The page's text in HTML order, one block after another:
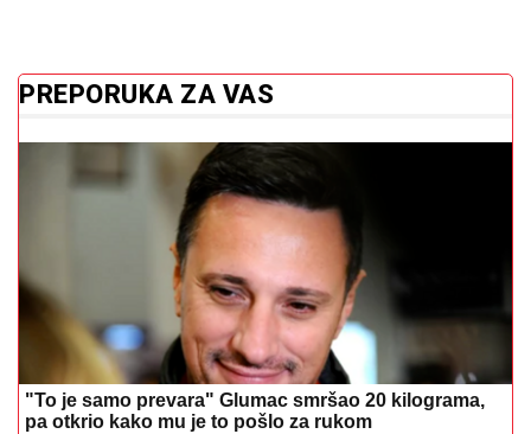
PREPORUKA ZA VAS
"To je samo prevara" Glumac smršao 20 kilograma,
pa otkrio kako mu je to pošlo za rukom